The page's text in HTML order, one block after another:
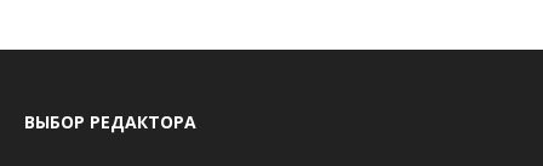
ВЫБОР РЕДАКТОРА